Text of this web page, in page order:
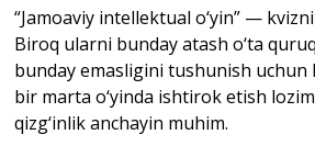
“Jamoaviy intellektual o‘yin” —
Biroq ularni bunday atash o‘ta
bunday emasligini tushunish uchun
bir marta o‘yinda ishtirok etish
qizg‘inlik anchayin muhim.